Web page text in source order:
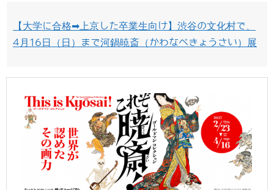
【大学に合格➡上京した卒業生向け】渋谷の文化村で、
4月16日（日）まで河鍋暁斎（かわなべきょうさい）展